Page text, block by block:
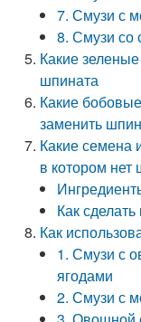
7. Смузи с
8. Смузи со
Какие
шпината
Какие
заменить
Какие семена
в котором нет
Как
Как
1. Смузи с
ягодами
2. Смузи с